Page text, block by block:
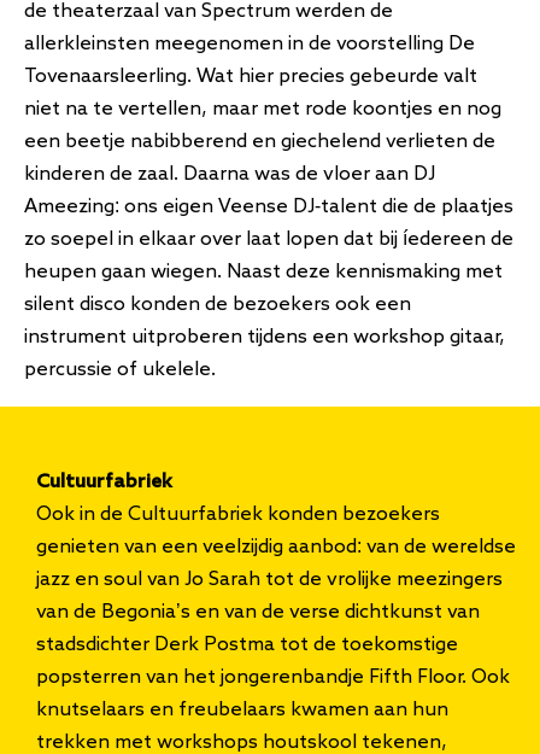
de theaterzaal van Spectrum werden de
allerkleinsten meegenomen in de voorstelling De
Tovenaarsleerling. Wat hier precies gebeurde valt
niet na te vertellen, maar met rode koontjes en nog
een beetje nabibberend en giechelend verlieten de
kinderen de zaal. Daarna was de vloer aan DJ
Ameezing: ons eigen Veense DJ-talent die de plaatjes
zo soepel in elkaar over laat lopen dat bij íedereen de
heupen gaan wiegen. Naast deze kennismaking met
silent disco konden de bezoekers ook een
instrument uitproberen tijdens een workshop gitaar,
percussie of ukelele.
Cultuurfabriek
Ook in de Cultuurfabriek konden bezoekers
genieten van een veelzijdig aanbod: van de wereldse
jazz en soul van Jo Sarah tot de vrolijke meezingers
van de Begonia’s en van de verse dichtkunst van
stadsdichter Derk Postma tot de toekomstige
popsterren van het jongerenbandje Fifth Floor. Ook
knutselaars en freubelaars kwamen aan hun
trekken met workshops houtskool tekenen,